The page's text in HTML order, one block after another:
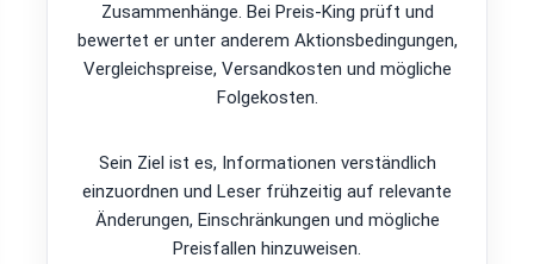
Zusammenhänge. Bei Preis-King prüft und
bewertet er unter anderem Aktionsbedingungen,
Vergleichspreise, Versandkosten und mögliche
Folgekosten.
Sein Ziel ist es, Informationen verständlich
einzuordnen und Leser frühzeitig auf relevante
Änderungen, Einschränkungen und mögliche
Preisfallen hinzuweisen.